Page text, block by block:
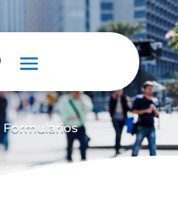
Formularios